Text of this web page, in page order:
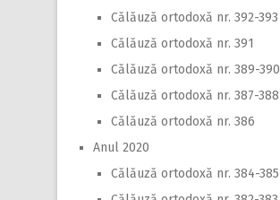
Călăuză ortodoxă nr. 392-393
Călăuză ortodoxă nr. 391
Călăuză ortodoxă nr. 389-390
Călăuză ortodoxă nr. 387-388
Călăuză ortodoxă nr. 386
Anul 2020
Călăuză ortodoxă nr. 384-385